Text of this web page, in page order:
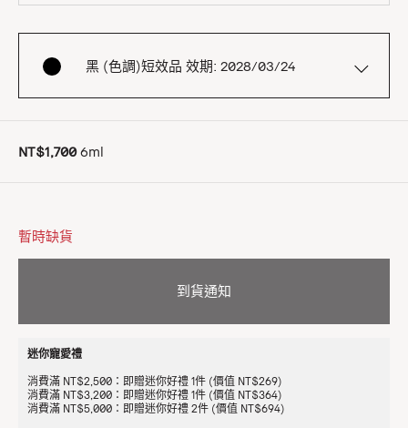
黑 (色調)短效品 效期: 2028/03/24
NT$1,7006ml
暫時缺貨
到貨通知
迷你寵愛禮
消費滿 NT$2,500：即贈迷你好禮 1件 (價值 NT$269)
消費滿 NT$3,200：即贈迷你好禮 1件 (價值 NT$364)
消費滿 NT$5,000：即贈迷你好禮 2件 (價值 NT$694)